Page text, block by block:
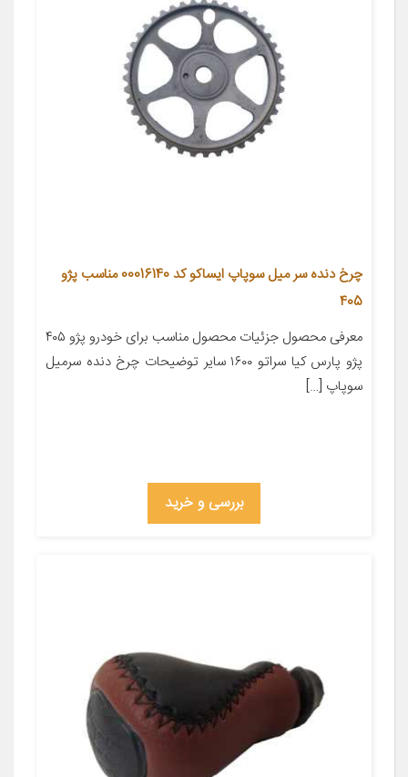
چرخ دنده سر میل سوپاپ ایساکو کد 00016140 مناسب پژو
405
معرفی محصول جزئیات محصول مناسب برای خودرو پژو ۴۰۵
پژو پارس کیا سراتو ۱۶۰۰ سایر توضیحات چرخ دنده سرمیل
سوپاپ […]
بررسی و خرید